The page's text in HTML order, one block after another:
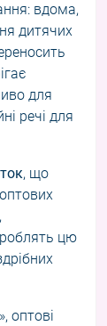
вдома,
дитячих
для
речі для
, що
роблять цю
оптові